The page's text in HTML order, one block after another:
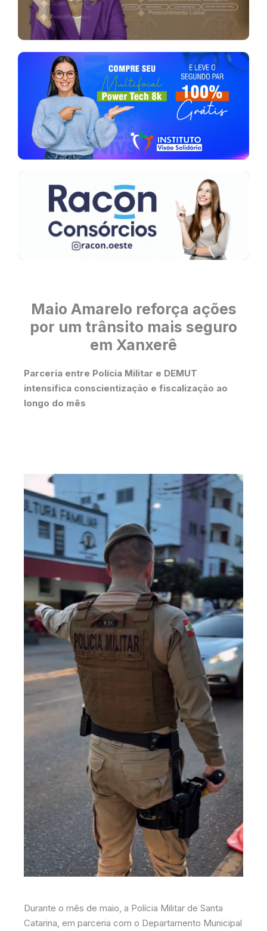
Maio Amarelo reforça ações
por um trânsito mais seguro
em Xanxerê
Parceria entre Polícia Militar e DEMUT
intensifica conscientização e fiscalização ao
longo do mês
Durante o mês de maio, a Polícia Militar de Santa
Catarina, em parceria com o Departamento Municipal